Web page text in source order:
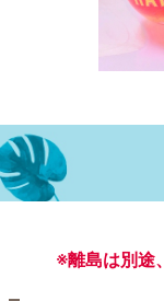
※離島は別途